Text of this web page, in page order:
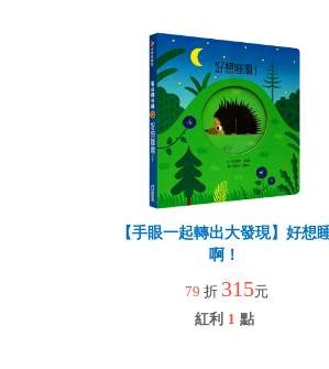
【手眼一起轉出大發現】好想
啊！
79 折 315元
紅利 1 點